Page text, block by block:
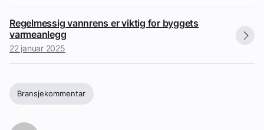
Regelmessig vannrens er viktig for byggets
varmeanlegg
22 januar 2025
Bransjekommentar